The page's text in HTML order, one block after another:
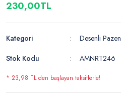
230,00TL
Kategori
Desenli Pazen
Stok Kodu
AMNRT246
* 23,98 TL den başlayan taksitlerle!